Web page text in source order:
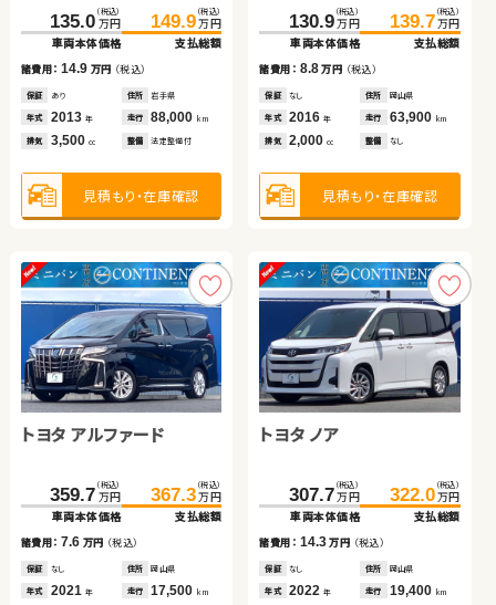
135.0 （税込）
万円
車両本体価格
149.9 （税込）
万円
支払総額
諸費用：14.9 万円 （税込）
保証 あり 住所 岩手県
年式 2013 年 走行 88,000 km
排気 3,500 cc 整備 法定整備付
見積もり・在庫確認
130.9 （税込）
万円
車両本体価格
139.7 （税込）
万円
支払総額
諸費用： 8.8万円 （税込）
保証 なし 住所 岡山県
年式 2016年 走行 63,900 km
排気 2,000cc 整備 なし
見積もり・在庫確認
トヨタ アルファード
359.7 （税込）
万円
車両本体価格
367.3 （税込）
万円
支払総額
諸費用：7.6 万円 （税込）
保証 なし 住所 岡山県
年式 2021 年 走行 17,500 km
トヨタ ノア
307.7 （税込）
万円
車両本体価格
322.0 （税込）
万円
支払総額
諸費用： 14.3万円 （税込）
保証 なし 住所 岡山県
年式 2022年 走行 19,400 km
諸費用：8.2 万円（税込）
あり 青森県
年式 2017年 走行
排気 660 整備 法定整備付
見積もり・在庫確認
諸費用：5.1 万円（税込）
なし
年式 2020年 走行
排気 660 整備 法定整備付
見積もり・在庫確認
ホンダ Ｎ ＢＯＸ
46.6 （税込）
万円
54.8
諸費用：8.2 万円（税込）
あり 青森県
年式 2012年 走行
排気 660 整備 法定整備付
スバル フォレスター
307.7 （税込）
諸費用：6.1 万円（税込）
なし
年式 2020年 走行
排気 1,800 整備 法定整備付
諸費用：13.0万円（税込）
あり 秋田県
年式 2019年 走行
排気 1,200 整備 法定整備付
見積もり・在庫確認
諸費用：15.7万円（税込）
あり
年式 2019年 走行
排気 2,000 整備 法定整備付
見積もり・在庫確認
トヨタ アクア
125.2 （税込）
万円
138.8
諸費用：13.6万円（税込）
あり 宮城県
年式 2019年 走行
排気 1,500 整備 法定整備付
スズキ ワゴンＲ スティン
グレー
39.0 （税込）
諸費用：6.8 万円（税込）
なし
年式 2013年 走行
排気 660 整備 法定整備付